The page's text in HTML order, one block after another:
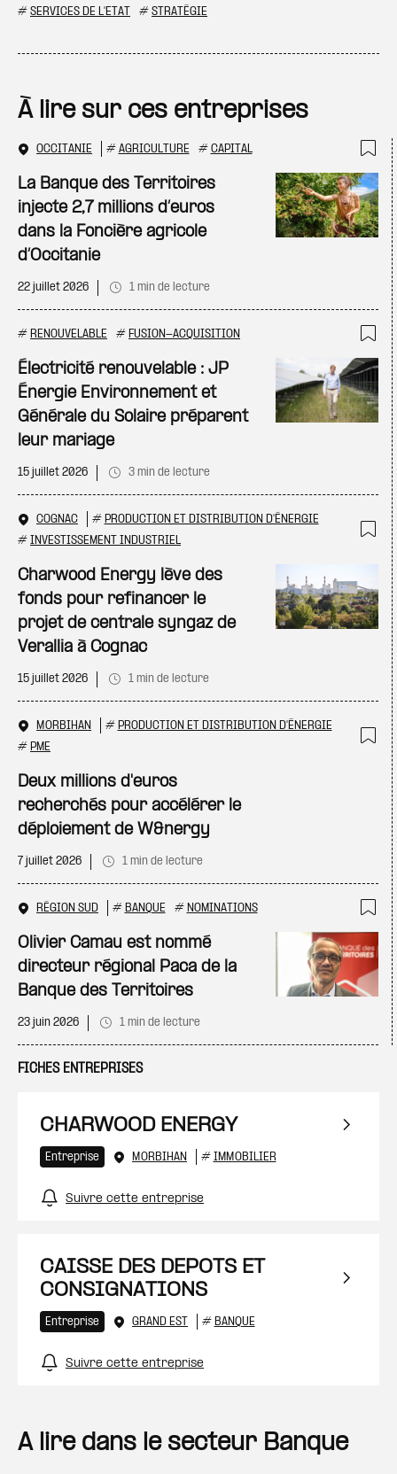
# SERVICES DE L'ETAT # STRATÉGIE
À lire sur ces entreprises
OCCITANIE # AGRICULTURE # CAPITAL
La Banque des Territoires
injecte 2,7 millions d’euros
dans la Foncière agricole
d’Occitanie
22 juillet 2026 1 min de lecture
# RENOUVELABLE # FUSION-ACQUISITION
Électricité renouvelable : JP
Énergie Environnement et
Générale du Solaire préparent
leur mariage
15 juillet 2026 3 min de lecture
COGNAC # PRODUCTION ET DISTRIBUTION D'ÉNERGIE
# INVESTISSEMENT INDUSTRIEL
Charwood Energy lève des
fonds pour refinancer le
projet de centrale syngaz de
Verallia à Cognac
15 juillet 2026 1 min de lecture
MORBIHAN # PRODUCTION ET DISTRIBUTION D'ÉNERGIE
# PME
Deux millions d'euros
recherchés pour accélérer le
déploiement de W&nergy
7 juillet 2026 1 min de lecture
RÉGION SUD # BANQUE # NOMINATIONS
Olivier Camau est nommé
directeur régional Paca de la
Banque des Territoires
23 juin 2026 1 min de lecture
FICHES ENTREPRISES
CHARWOOD ENERGY
Entreprise MORBIHAN # IMMOBILIER
Suivre cette entreprise
CAISSE DES DEPOTS ET
CONSIGNATIONS
Entreprise GRAND EST # BANQUE
Suivre cette entreprise
A lire dans le secteur Banque